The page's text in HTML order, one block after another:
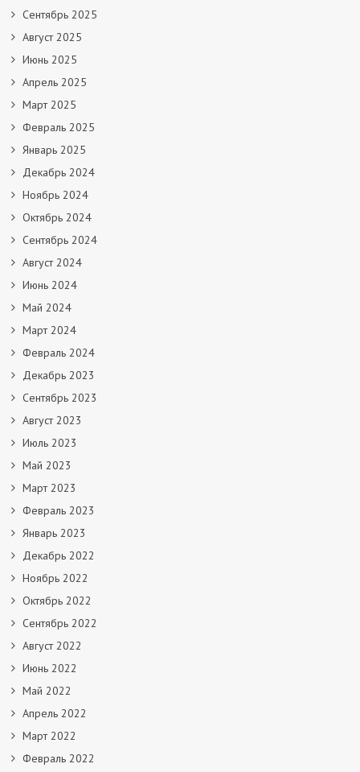
Сентябрь 2025
Август 2025
Июнь 2025
Апрель 2025
Март 2025
Февраль 2025
Январь 2025
Декабрь 2024
Ноябрь 2024
Октябрь 2024
Сентябрь 2024
Август 2024
Июнь 2024
Май 2024
Март 2024
Февраль 2024
Декабрь 2023
Сентябрь 2023
Август 2023
Июль 2023
Май 2023
Март 2023
Февраль 2023
Январь 2023
Декабрь 2022
Ноябрь 2022
Октябрь 2022
Сентябрь 2022
Август 2022
Июнь 2022
Май 2022
Апрель 2022
Март 2022
Февраль 2022